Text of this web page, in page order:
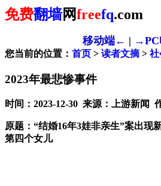
免费翻墙网freefq.com
移动端← | →PC
您当前的位置： 首页 > 读者文摘> 社
2023年最悲惨事件
时间：2023-12-30 来源：上游新闻
原题：“结婚16年3娃非亲生”案出现
第四个女儿